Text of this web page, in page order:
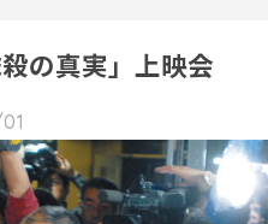
の真実」上映会